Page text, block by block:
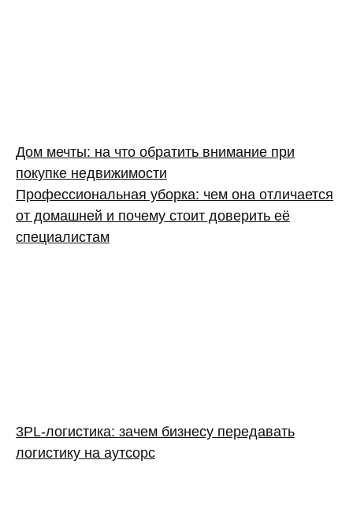
Дом мечты: на что обратить внимание при
покупке недвижимости
Профессиональная уборка: чем она отличается
от домашней и почему стоит доверить её
специалистам
3PL‑логистика: зачем бизнесу передавать
логистику на аутсорс